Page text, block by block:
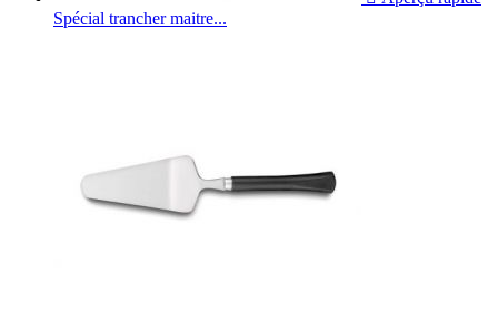
Spécial trancher maitre...